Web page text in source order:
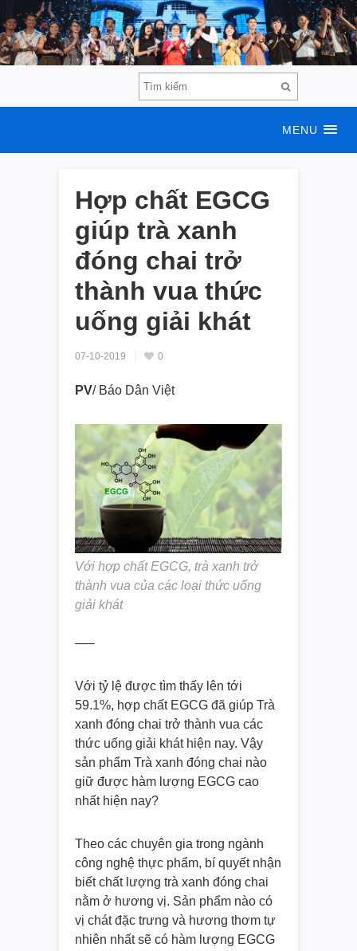
MENU
Hợp chất EGCG
giúp trà xanh
đóng chai trở
thành vua thức
uống giải khát
07-10-2019 0
PV/ Báo Dân Việt
Với hợp chất EGCG, trà xanh trở
thành vua của các loại thức uống
giải khát
—–
Với tỷ lệ được tìm thấy lên tới
59.1%, hợp chất EGCG đã giúp Trà
xanh đóng chai trở thành vua các
thức uống giải khát hiện nay. Vậy
sản phẩm Trà xanh đóng chai nào
giữ được hàm lượng EGCG cao
nhất hiện nay?
Theo các chuyên gia trong ngành
công nghệ thực phẩm, bí quyết nhận
biết chất lượng trà xanh đóng chai
nằm ở hương vị. Sản phẩm nào có
vị chát đặc trưng và hương thơm tự
nhiên nhất sẽ có hàm lượng EGCG